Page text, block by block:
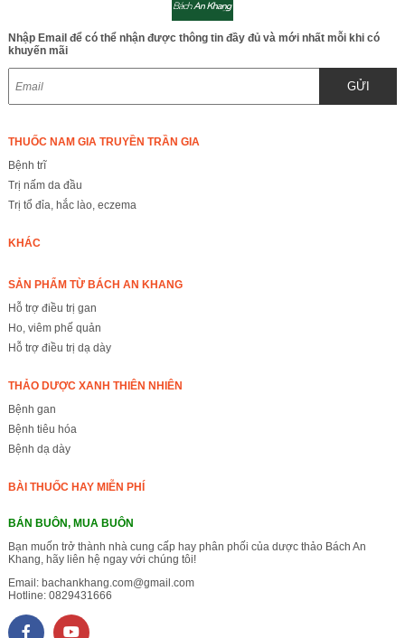
Nhập Email để có thể nhận được thông tin đầy đủ và mới nhất mỗi khi có
khuyến mãi
GỬI
THUỐC NAM GIA TRUYỀN TRẦN GIA
Bệnh trĩ
Trị nấm da đầu
Trị tổ đỉa, hắc lào, eczema
KHÁC
SẢN PHẨM TỪ BÁCH AN KHANG
Hỗ trợ điều trị gan
Ho, viêm phế quản
Hỗ trợ điều trị dạ dày
THẢO DƯỢC XANH THIÊN NHIÊN
Bệnh gan
Bệnh tiêu hóa
Bệnh dạ dày
BÀI THUỐC HAY MIỄN PHÍ
BÁN BUÔN, MUA BUÔN
Bạn muốn trở thành nhà cung cấp hay phân phối của dược thảo Bách An
Khang, hãy liên hệ ngay với chúng tôi!
Email: bachankhang.com@gmail.com
Hotline: 0829431666